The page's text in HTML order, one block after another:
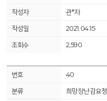
관*자
2021.04.15
2,590
40
희망장난감요청